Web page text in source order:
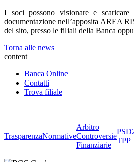
I soci possono visionare e
documentazione nell’apposita AREA
del sito, presso le filiali della Banca
Torna alle news
content
Banca Online
Contatti
Trova filiale
TrasparenzaNormative
Arbitro
Controversie
Finanziarie
TPP